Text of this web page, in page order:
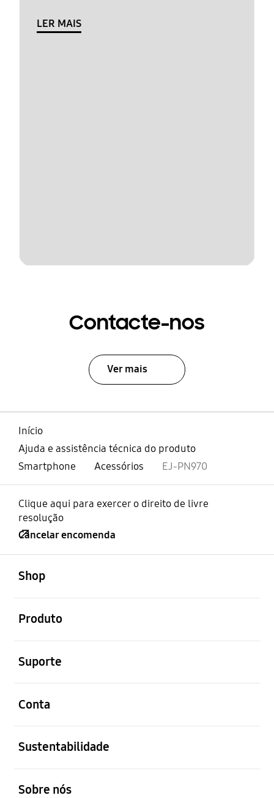
LER MAIS
Contacte-nos
Ver mais
Início
Ajuda e assistência técnica do produto
Smartphone
Acessórios EJ-PN970
Clique aqui para exercer o direito de livre
resolução
Cancelar encomenda
Shop
Produto
Suporte
Conta
Sustentabilidade
Sobre nós